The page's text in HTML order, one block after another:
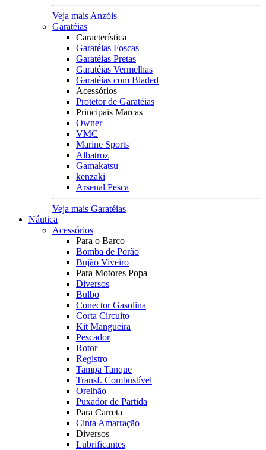
Veja mais Anzóis
Garatéias
Característica
Garatéias Foscas
Garatéias Pretas
Garatéias Vermelhas
Garatéias com Bladed
Acessórios
Protetor de Garatéias
Principais Marcas
Owner
VMC
Marine Sports
Albatroz
Gamakatsu
kenzaki
Arsenal Pesca
Veja mais Garatéias
Náutica
Acessórios
Para o Barco
Bomba de Porão
Bujão Viveiro
Para Motores Popa
Diversos
Bulbo
Conector Gasolina
Corta Circuito
Kit Mangueira
Pescador
Rotor
Registro
Tampa Tanque
Transf. Combustível
Orelhão
Puxador de Partida
Para Carreta
Cinta Amarração
Diversos
Lubrificantes